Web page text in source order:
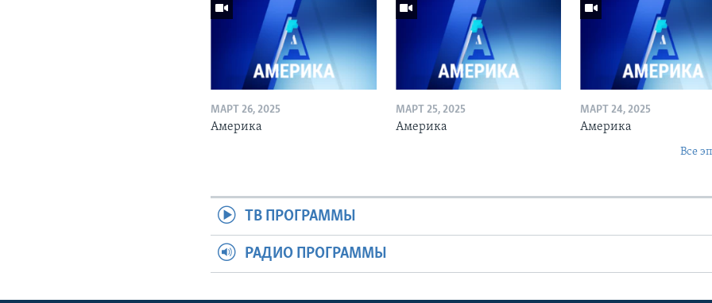
МАРТ 26, 2025
Америка
МАРТ 25, 2025
Америка
МАРТ 24, 2025
Америка
Все
ТВ ПРОГРАММЫ
РАДИО ПРОГРАММЫ